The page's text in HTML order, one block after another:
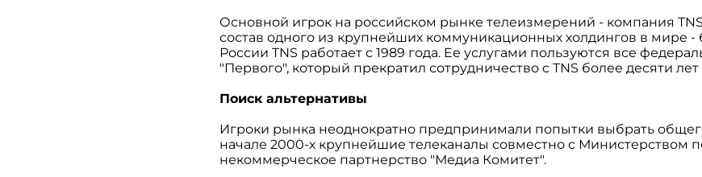
Основной игрок на российском рынке телеизмерений - компания
состав одного из крупнейших коммуникационных холдингов в мире -
России TNS работает с 1989 года. Eе услугами пользуются все
"Первого", который прекратил сотрудничество с TNS более десяти лет
Поиск альтернативы
Игроки рынка неоднократно предпринимали попытки выбрать
начале 2000-х крупнейшие телеканалы совместно с Министерством
некоммерческое партнерство "Медиа Комитет".